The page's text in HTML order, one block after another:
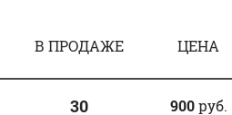
В ПРОДАЖЕ ЦЕНА
30 900руб.